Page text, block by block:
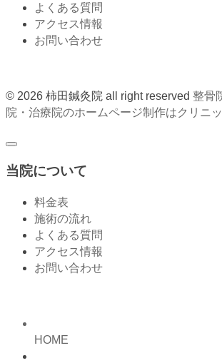
よくある質問
アクセス情報
お問い合わせ
© 2026 柿田鍼灸院 all right reserved 整骨
院・治療院のホームページ制作はクリニ
当院について
料金表
施術の流れ
よくある質問
アクセス情報
お問い合わせ
HOME